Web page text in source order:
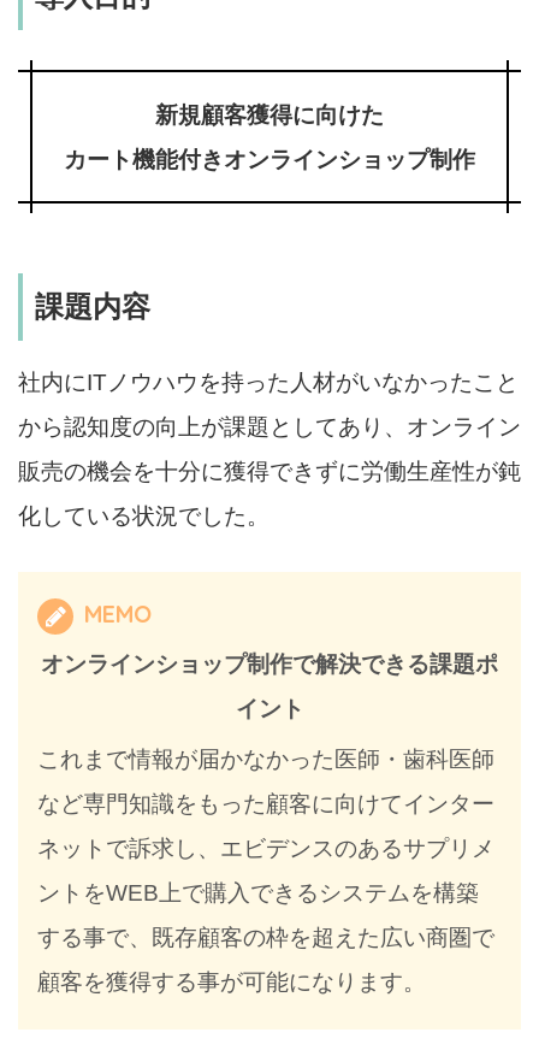
新規顧客獲得に向けた
カート機能付きオンラインショップ制作
課題内容
社内にITノウハウを持った人材がいなかったこと
から認知度の向上が課題としてあり、オンライン
販売の機会を十分に獲得できずに労働生産性が鈍
化している状況でした。
MEMO
オンラインショップ制作で解決できる課題ポ
イント
これまで情報が届かなかった医師・歯科医師
など専門知識をもった顧客に向けてインター
ネットで訴求し、エビデンスのあるサプリメ
ントをWEB上で購入できるシステムを構築
する事で、既存顧客の枠を超えた広い商圏で
顧客を獲得する事が可能になります。